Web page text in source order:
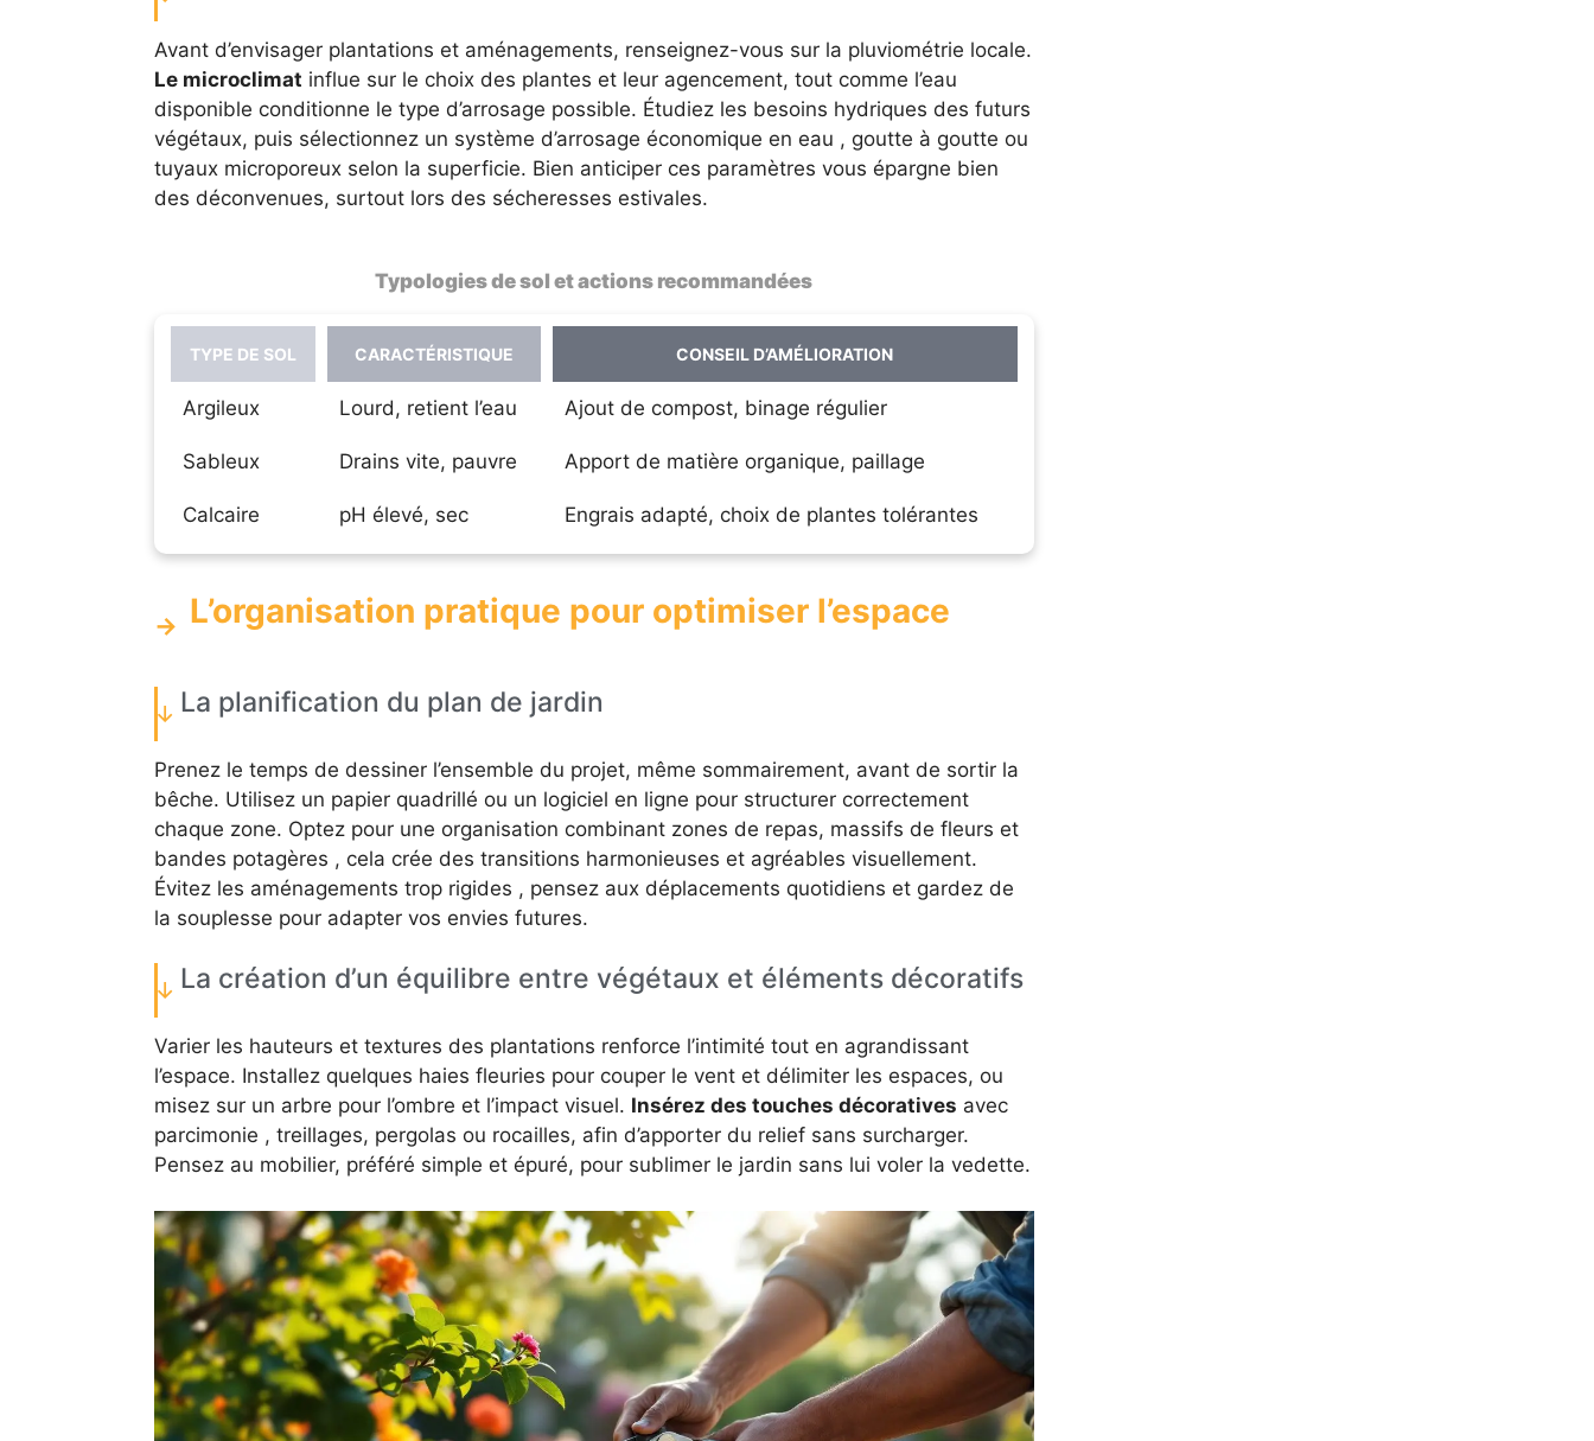
Avant d’envisager plantations et aménagements, renseignez-vous sur la pluviométrie locale.
Le microclimat influe sur le choix des plantes et leur agencement, tout comme l’eau
disponible conditionne le type d’arrosage possible. Étudiez les besoins hydriques des futurs
végétaux, puis sélectionnez un système d’arrosage économique en eau , goutte à goutte ou
tuyaux microporeux selon la superficie. Bien anticiper ces paramètres vous épargne bien
des déconvenues, surtout lors des sécheresses estivales.
Typologies de sol et actions recommandées
TYPE DE SOL CARACTÉRISTIQUE CONSEIL D’AMÉLIORATION
Argileux Lourd, retient l’eau Ajout de compost, binage régulier
Sableux Drains vite, pauvre Apport de matière organique, paillage
Calcaire pH élevé, sec Engrais adapté, choix de plantes tolérantes
L’organisation pratique pour optimiser l’espace
La planification du plan de jardin
Prenez le temps de dessiner l’ensemble du projet, même sommairement, avant de sortir la
bêche. Utilisez un papier quadrillé ou un logiciel en ligne pour structurer correctement
chaque zone. Optez pour une organisation combinant zones de repas, massifs de fleurs et
bandes potagères , cela crée des transitions harmonieuses et agréables visuellement.
Évitez les aménagements trop rigides , pensez aux déplacements quotidiens et gardez de
la souplesse pour adapter vos envies futures.
La création d’un équilibre entre végétaux et éléments décoratifs
Varier les hauteurs et textures des plantations renforce l’intimité tout en agrandissant
l’espace. Installez quelques haies fleuries pour couper le vent et délimiter les espaces, ou
misez sur un arbre pour l’ombre et l’impact visuel. Insérez des touches décoratives avec
parcimonie , treillages, pergolas ou rocailles, afin d’apporter du relief sans surcharger.
Pensez au mobilier, préféré simple et épuré, pour sublimer le jardin sans lui voler la vedette.